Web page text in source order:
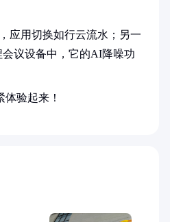
应用切换如行云流水；另一
议设备中，它的AI降噪功
验起来！